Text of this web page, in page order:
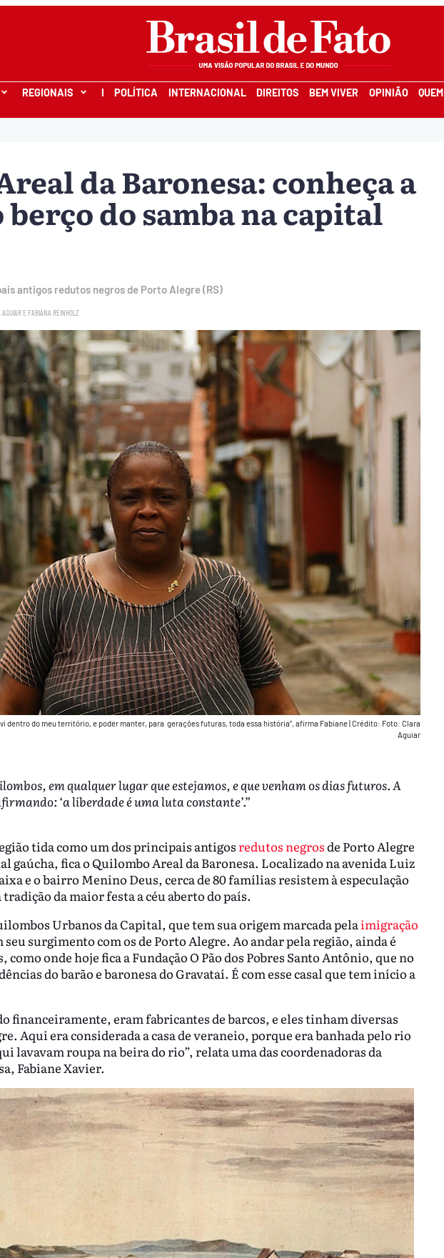
REGIONAIS I POLÍTICA INTERNACIONAL DIREITOS BEM VIVER OPINIÃO
da Baronesa: conheça a
do samba na capital
antigos redutos negros de Porto Alegre (RS)
AGUIAR E FABIANA REINHOLZ
dentro do meu território, e poder manter, para gerações futuras, toda essa história”, afirma Fabiane|Crédito: Foto: Clara
Aguiar
em qualquer lugar que estejamos, e que venham os dias futuros. A
‘a liberdade é uma luta constante’.”
tida como um dos principais antigos redutos negrosde Porto Alegre
gaúcha, fica o Quilombo Areal da Baronesa. Localizado na avenida Luiz
e o bairro Menino Deus, cerca de 80 famílias resistem à especulação
da maior festa a céu aberto do país.
Urbanos da Capital, que tem sua origem marcada pelaimigração
seu surgimento com os de Porto Alegre. Ao andar pela região, ainda é
como onde hoje fica a Fundação O Pão dos Pobres Santo Antônio, que no
do barão e baronesa do Gravataí. É com esse casal que tem início a
financeiramente, eram fabricantes de barcos, e eles tinham diversas
Aqui era considerada a casa de veraneio, porque era banhada pelo rio
lavavam roupa na beira do rio”, relata uma das coordenadoras da
Fabiane Xavier.